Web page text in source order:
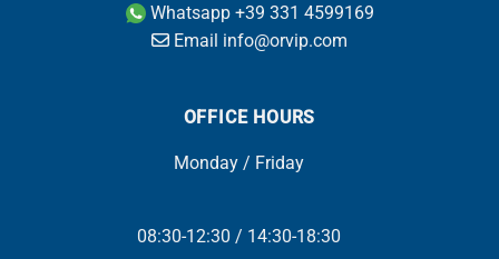
Whatsapp +39 331 4599169
Email info@orvip.com
OFFICE HOURS
Monday / Friday
08:30-12:30 / 14:30-18:30